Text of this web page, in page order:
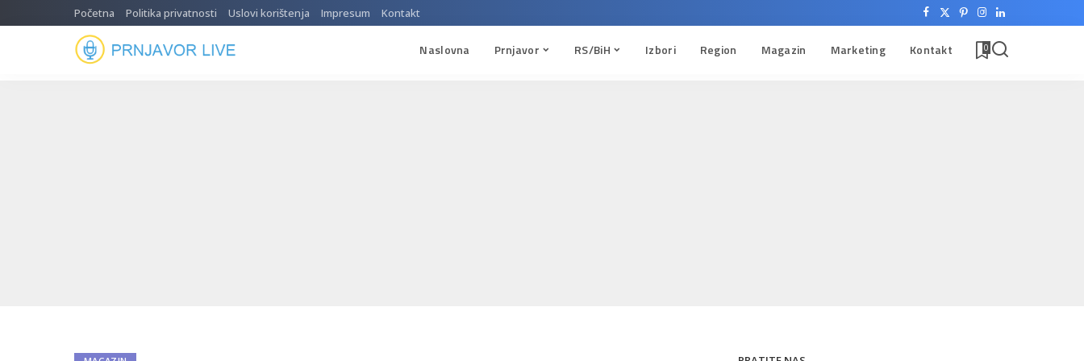
Početna Politika privatnosti Uslovi korištenja Impresum Kontakt
Naslovna Prnjavor RS/BiH Izbori Region Magazin Marketing Kontakt 0